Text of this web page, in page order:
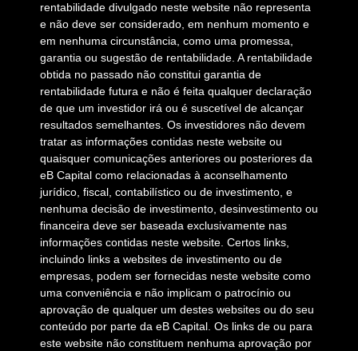
rentabilidade divulgado neste website não representa
e não deve ser considerado, em nenhum momento e
em nenhuma circunstância, como uma promessa,
garantia ou sugestão de rentabilidade. A rentabilidade
obtida no passado não constitui garantia de
rentabilidade futura e não é feita qualquer declaração
de que um investidor irá ou é suscetível de alcançar
resultados semelhantes. Os investidores não devem
tratar as informações contidas neste website ou
quaisquer comunicações anteriores ou posteriores da
eB Capital como relacionadas à aconselhamento
jurídico, fiscal, contabilístico ou de investimento, e
nenhuma decisão de investimento, desinvestimento ou
financeira deve ser baseada exclusivamente nas
informações contidas neste website. Certos links,
incluindo links a websites de investimento ou de
empresas, podem ser fornecidas neste website como
uma conveniência e não implicam o patrocínio ou
aprovação de qualquer um destes websites ou do seu
conteúdo por parte da eB Capital. Os links de ou para
este website não constituem nenhuma aprovação por